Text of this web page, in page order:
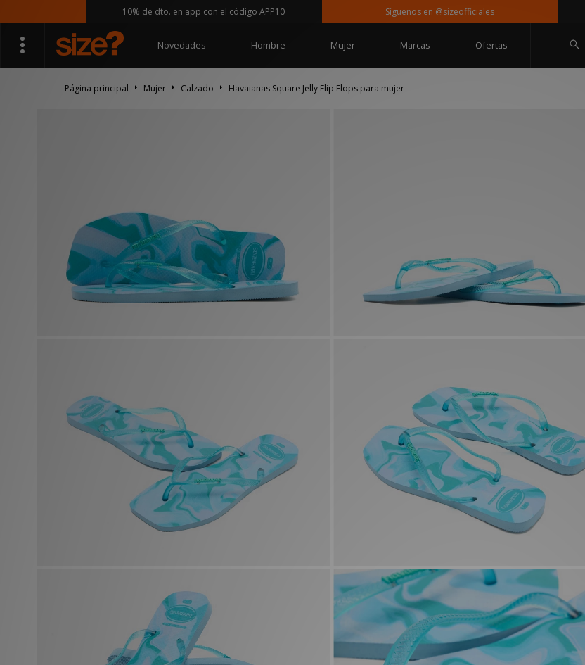
10% de dto. en app con el código APP10 Síguenos en @sizeofficiales
Novedades Hombre Mujer Marcas Ofertas
Página principal Mujer Calzado Havaianas Square Jelly Flip Flops para mujer